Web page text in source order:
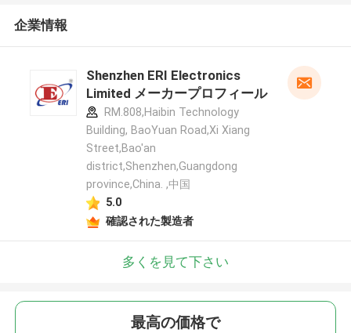
企業情報
Shenzhen ERI Electronics
Limited メーカープロフィール
RM.808,Haibin Technology
Building, BaoYuan Road,Xi Xiang
Street,Bao'an
district,Shenzhen,Guangdong
province,China. ,中国
5.0
確認された製造者
多くを見て下さい
最高の価格で